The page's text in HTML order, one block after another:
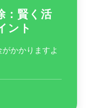
：賢く活
ント
かかりますよ